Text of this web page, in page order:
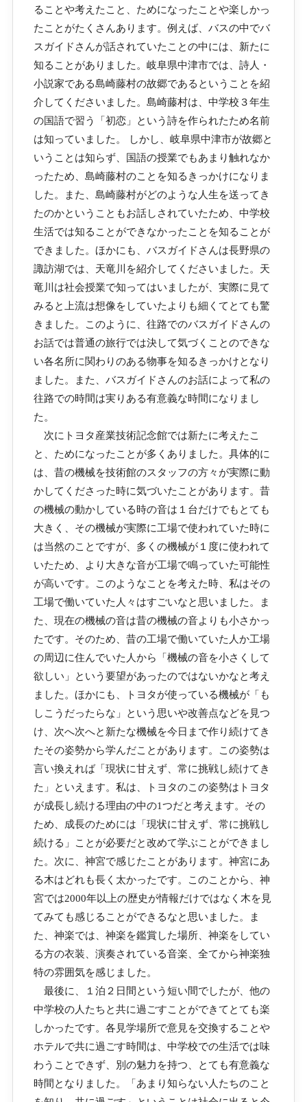
ることや考えたこと、ためになったことや楽しかっ
たことがたくさんあります。例えば、バスの中でバ
スガイドさんが話されていたことの中には、新たに
知ることがありました。岐阜県中津市では、詩人・
小説家である島崎藤村の故郷であるということを紹
介してくださいました。島崎藤村は、中学校３年生
の国語で習う「初恋」という詩を作られたため名前
は知っていました。 しかし、岐阜県中津市が故郷と
いうことは知らず、国語の授業でもあまり触れなか
ったため、島崎藤村のことを知るきっかけになりま
した。また、島崎藤村がどのような人生を送ってき
たのかということもお話しされていたため、中学校
生活では知ることができなかったことを知ることが
できました。ほかにも、バスガイドさんは長野県の
諏訪湖では、天竜川を紹介してくださいました。天
竜川は社会授業で知ってはいましたが、実際に見て
みると上流は想像をしていたよりも細くてとても驚
きました。このように、往路でのバスガイドさんの
お話では普通の旅行では決して気づくことのできな
い各名所に関わりのある物事を知るきっかけとなり
ました。また、バスガイドさんのお話によって私の
往路での時間は実りある有意義な時間になりまし
た。
次にトヨタ産業技術記念館では新たに考えたこ
と、ためになったことが多くありました。具体的に
は、昔の機械を技術館のスタッフの方々が実際に動
かしてくださった時に気づいたことがあります。昔
の機械の動かしている時の音は１台だけでもとても
大きく、その機械が実際に工場で使われていた時に
は当然のことですが、多くの機械が１度に使われて
いたため、より大きな音が工場で鳴っていた可能性
が高いです。このようなことを考えた時、私はその
工場で働いていた人々はすごいなと思いました。ま
た、現在の機械の音は昔の機械の音よりも小さかっ
たです。そのため、昔の工場で働いていた人か工場
の周辺に住んでいた人から「機械の音を小さくして
欲しい」という要望があったのではないかなと考え
ました。ほかにも、トヨタが使っている機械が「も
しこうだったらな」という思いや改善点などを見つ
け、次へ次へと新たな機械を今日まで作り続けてき
たその姿勢から学んだことがあります。この姿勢は
言い換えれば「現状に甘えず、常に挑戦し続けてき
た」といえます。私は、トヨタのこの姿勢はトヨタ
が成長し続ける理由の中の1つだと考えます。その
ため、成長のためには「現状に甘えず、常に挑戦し
続ける」ことが必要だと改めて学ぶことができまし
た。次に、神宮で感じたことがあります。神宮にあ
る木はどれも長く太かったです。このことから、神
宮では2000年以上の歴史が情報だけではなく木を見
てみても感じることができるなと思いました。ま
た、神楽では、神楽を鑑賞した場所、神楽をしてい
る方の衣装、演奏されている音楽、全てから神楽独
特の雰囲気を感じました。
最後に、１泊２日間という短い間でしたが、他の
中学校の人たちと共に過ごすことができてとても楽
しかったです。各見学場所で意見を交換することや
ホテルで共に過ごす時間は、中学校での生活では味
わうことできず、別の魅力を持つ、とても有意義な
時間となりました。「あまり知らない人たちのこと